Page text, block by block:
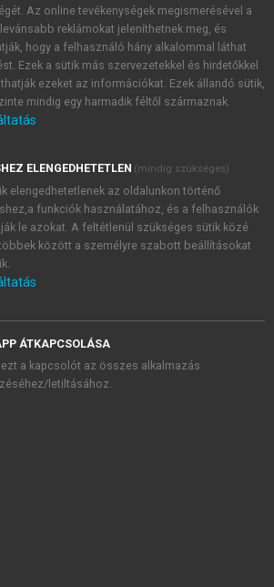
a MeRSZ újdonságairól, akcióiról.
az Akadémiai Kiadó Zrt. újdonságairól,
tájékoztatóbanfoglaltakat tudomásul
feltételeket, valamint a szotar.netés a
licencszerződéseiben foglaltakat
és elfogadom.
KIPRÓBÁLOM
Az online tevékenységek megismerésével a
reklámokat jeleníthetnek meg, és
hogy a felhasználó hány alkalommal láthat
Ezek a sütik más szervezetekkel és hirdetőkkel
ezeket az információkat. Ezek állandó sütik,
mindig egy harmadik féltől származnak.
ELENGEDHETETLEN (mindig szükséges)
elengedhetetlenek az oldalunkon történő
funkciók használatához, és a felhasználók
le azokat. A feltétlenül szükséges sütik közé
között a személyre szabott beállításokat
ÁTKAPCSOLÁSA
a kapcsolót az összes alkalmazás
letiltásához.